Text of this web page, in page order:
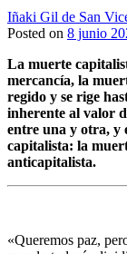
Iñaki Gil de San
Posted on 8 junio
La muerte
mercancía, la
regido y se rige
inherente al valor
entre una y otra, y
capitalista: la
anticapitalista.
«Queremos paz,